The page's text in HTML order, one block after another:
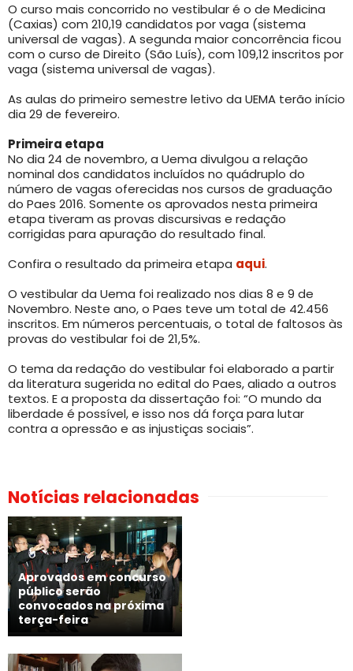
O curso mais concorrido no vestibular é o de Medicina
(Caxias) com 210,19 candidatos por vaga (sistema
universal de vagas). A segunda maior concorrência ficou
com o curso de Direito (São Luís), com 109,12 inscritos por
vaga (sistema universal de vagas).
As aulas do primeiro semestre letivo da UEMA terão início
dia 29 de fevereiro.
Primeira etapa
No dia 24 de novembro, a Uema divulgou a relação
nominal dos candidatos incluídos no quádruplo do
número de vagas oferecidas nos cursos de graduação
do Paes 2016. Somente os aprovados nesta primeira
etapa tiveram as provas discursivas e redação
corrigidas para apuração do resultado final.
Confira o resultado da primeira etapa aqui.
O vestibular da Uema foi realizado nos dias 8 e 9 de
Novembro. Neste ano, o Paes teve um total de 42.456
inscritos. Em números percentuais, o total de faltosos às
provas do vestibular foi de 21,5%.
O tema da redação do vestibular foi elaborado a partir
da literatura sugerida no edital do Paes, aliado a outros
textos. E a proposta da dissertação foi: “O mundo da
liberdade é possível, e isso nos dá força para lutar
contra a opressão e as injustiças sociais”.
Notícias relacionadas
Aprovados em concurso
público serão
convocados na próxima
terça-feira